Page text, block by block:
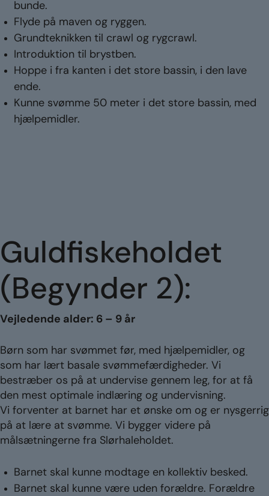
bunde.
Flyde på maven og ryggen.
Grundteknikken til crawl og rygcrawl.
Introduktion til brystben.
Hoppe i fra kanten i det store bassin, i den lave
ende.
Kunne svømme 50 meter i det store bassin, med
hjælpemidler.
Guldfiskeholdet
(Begynder 2):
Vejledende alder: 6 – 9 år
Børn som har svømmet før, med hjælpemidler, og
som har lært basale svømmefærdigheder. Vi
bestræber os på at undervise gennem leg, for at få
den mest optimale indlæring og undervisning.
Vi forventer at barnet har et ønske om og er nysgerrig
på at lære at svømme. Vi bygger videre på
målsætningerne fra Slørhaleholdet.
Barnet skal kunne modtage en kollektiv besked.
Barnet skal kunne være uden forældre. Forældre